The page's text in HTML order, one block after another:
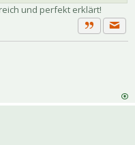
und perfekt erklärt!
Zitat